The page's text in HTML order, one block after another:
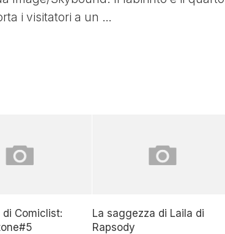
i visitatori a un …
Comiclist:
La saggezza di Laila di
Rapsody